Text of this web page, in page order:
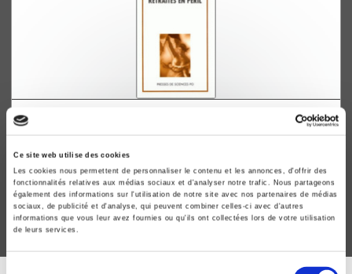
Ce site web utilise des cookies
Les cookies nous permettent de personnaliser le contenu et les annonces, d'offrir des
fonctionnalités relatives aux médias sociaux et d'analyser notre trafic. Nous partageons
également des informations sur l'utilisation de notre site avec nos partenaires de médias
sociaux, de publicité et d'analyse, qui peuvent combiner celles-ci avec d'autres
informations que vous leur avez fournies ou qu'ils ont collectées lors de votre utilisation
de leurs services.
Retraites en péril